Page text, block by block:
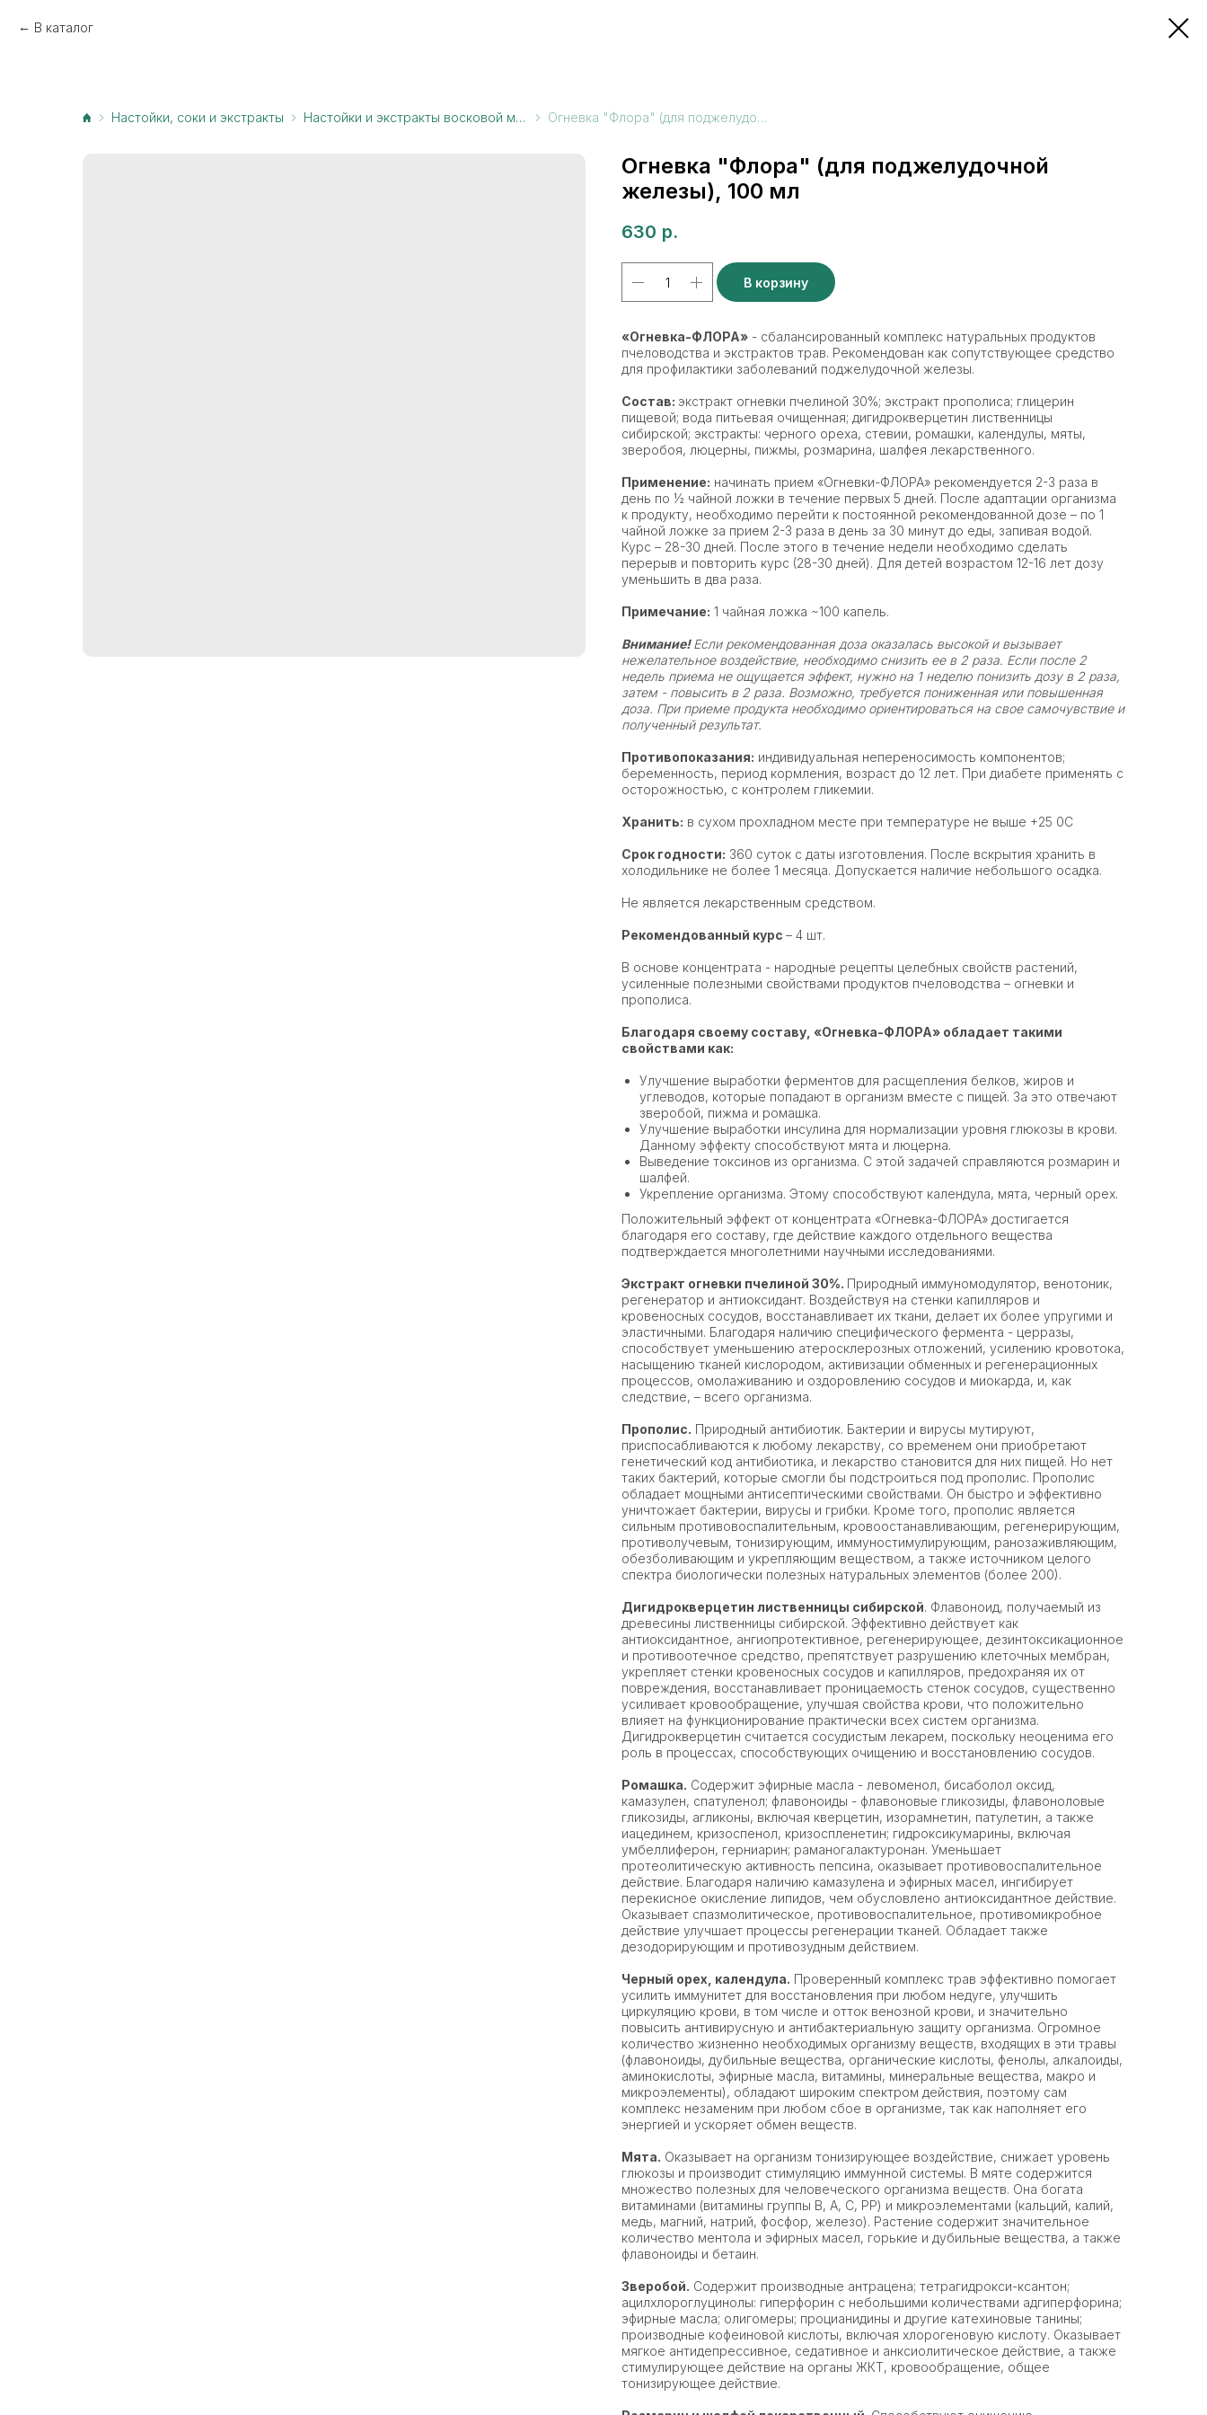
В каталог
Настойки, соки и экстракты Настойки и экстракты восковой моли Огневка "Флора" (для поджелудочной железы), 100 мл
Огневка "Флора" (для поджелудочной
железы), 100 мл
630 р.
В корзину
«Огневка-ФЛОРА» - сбалансированный комплекс натуральных продуктов
пчеловодства и экстрактов трав. Рекомендован как сопутствующее средство
для профилактики заболеваний поджелудочной железы.
Состав: экстракт огневки пчелиной 30%; экстракт прополиса; глицерин
пищевой; вода питьевая очищенная; дигидрокверцетин лиственницы
сибирской; экстракты: черного ореха, стевии, ромашки, календулы, мяты,
зверобоя, люцерны, пижмы, розмарина, шалфея лекарственного.
Применение: начинать прием «Огневки-ФЛОРА» рекомендуется 2-3 раза в
день по ½ чайной ложки в течение первых 5 дней. После адаптации организма
к продукту, необходимо перейти к постоянной рекомендованной дозе – по 1
чайной ложке за прием 2-3 раза в день за 30 минут до еды, запивая водой.
Курс – 28-30 дней. После этого в течение недели необходимо сделать
перерыв и повторить курс (28-30 дней). Для детей возрастом 12-16 лет дозу
уменьшить в два раза.
Примечание: 1 чайная ложка ~100 капель.
Внимание!Если рекомендованная доза оказалась высокой и вызывает
нежелательное воздействие, необходимо снизить ее в 2 раза. Если после 2
недель приема не ощущается эффект, нужно на 1 неделю понизить дозу в 2 раза,
затем - повысить в 2 раза. Возможно, требуется пониженная или повышенная
доза. При приеме продукта необходимо ориентироваться на свое самочувствие и
полученный результат.
Противопоказания: индивидуальная непереносимость компонентов;
беременность, период кормления, возраст до 12 лет. При диабете применять с
осторожностью, с контролем гликемии.
Хранить: в сухом прохладном месте при температуре не выше +25 0С
Срок годности: 360 суток с даты изготовления. После вскрытия хранить в
холодильнике не более 1 месяца. Допускается наличие небольшого осадка.
Не является лекарственным средством.
Рекомендованный курс – 4 шт.
В основе концентрата - народные рецепты целебных свойств растений,
усиленные полезными свойствами продуктов пчеловодства – огневки и
прополиса.
Благодаря своему составу, «Огневка-ФЛОРА» обладает такими
свойствами как:
Улучшение выработки ферментов для расщепления белков, жиров и
углеводов, которые попадают в организм вместе с пищей. За это отвечают
зверобой, пижма и ромашка.
Улучшение выработки инсулина для нормализации уровня глюкозы в крови.
Данному эффекту способствуют мята и люцерна.
Выведение токсинов из организма. С этой задачей справляются розмарин и
шалфей.
Укрепление организма. Этому способствуют календула, мята, черный орех.
Положительный эффект от концентрата «Огневка-ФЛОРА» достигается
благодаря его составу, где действие каждого отдельного вещества
подтверждается многолетними научными исследованиями.
Экстракт огневки пчелиной 30%. Природный иммуномодулятор, венотоник,
регенератор и антиоксидант. Воздействуя на стенки капилляров и
кровеносных сосудов, восстанавливает их ткани, делает их более упругими и
эластичными. Благодаря наличию специфического фермента - церразы,
способствует уменьшению атеросклерозных отложений, усилению кровотока,
насыщению тканей кислородом, активизации обменных и регенерационных
процессов, омолаживанию и оздоровлению сосудов и миокарда, и, как
следствие, – всего организма.
Прополис. Природный антибиотик. Бактерии и вирусы мутируют,
приспосабливаются к любому лекарству, со временем они приобретают
генетический код антибиотика, и лекарство становится для них пищей. Но нет
таких бактерий, которые смогли бы подстроиться под прополис. Прополис
обладает мощными антисептическими свойствами. Он быстро и эффективно
уничтожает бактерии, вирусы и грибки. Кроме того, прополис является
сильным противовоспалительным, кровоостанавливающим, регенерирующим,
противолучевым, тонизирующим, иммуностимулирующим, ранозаживляющим,
обезболивающим и укрепляющим веществом, а также источником целого
спектра биологически полезных натуральных элементов (более 200).
Дигидрокверцетин лиственницы сибирской. Флавоноид, получаемый из
древесины лиственницы сибирской. Эффективно действует как
антиоксидантное, ангиопротективное, регенерирующее, дезинтоксикационное
и противоотечное средство, препятствует разрушению клеточных мембран,
укрепляет стенки кровеносных сосудов и капилляров, предохраняя их от
повреждения, восстанавливает проницаемость стенок сосудов, существенно
усиливает кровообращение, улучшая свойства крови, что положительно
влияет на функционирование практически всех систем организма.
Дигидрокверцетин считается сосудистым лекарем, поскольку неоценима его
роль в процессах, способствующих очищению и восстановлению сосудов.
Ромашка. Содержит эфирные масла - левоменол, бисаболол оксид,
камазулен, спатуленол; флавоноиды - флавоновые гликозиды, флавоноловые
гликозиды, агликоны, включая кверцетин, изорамнетин, патулетин, а также
иацединем, кризоспенол, кризоспленетин; гидроксикумарины, включая
умбеллиферон, герниарин; раманогалактуронан. Уменьшает
протеолитическую активность пепсина, оказывает противовоспалительное
действие. Благодаря наличию камазулена и эфирных масел, ингибирует
перекисное окисление липидов, чем обусловлено антиоксидантное действие.
Оказывает спазмолитическое, противовоспалительное, противомикробное
действие улучшает процессы регенерации тканей. Обладает также
дезодорирующим и противозудным действием.
Черный орех, календула. Проверенный комплекс трав эффективно помогает
усилить иммунитет для восстановления при любом недуге, улучшить
циркуляцию крови, в том числе и отток венозной крови, и значительно
повысить антивирусную и антибактериальную защиту организма. Огромное
количество жизненно необходимых организму веществ, входящих в эти травы
(флавоноиды, дубильные вещества, органические кислоты, фенолы, алкалоиды,
аминокислоты, эфирные масла, витамины, минеральные вещества, макро и
микроэлементы), обладают широким спектром действия, поэтому сам
комплекс незаменим при любом сбое в организме, так как наполняет его
энергией и ускоряет обмен веществ.
Мята. Оказывает на организм тонизирующее воздействие, снижает уровень
глюкозы и производит стимуляцию иммунной системы. В мяте содержится
множество полезных для человеческого организма веществ. Она богата
витаминами (витамины группы В, А, С, РР) и микроэлементами (кальций, калий,
медь, магний, натрий, фосфор, железо). Растение содержит значительное
количество ментола и эфирных масел, горькие и дубильные вещества, а также
флавоноиды и бетаин.
Зверобой. Содержит производные антрацена; тетрагидрокси-ксантон;
ацилхлороглуцинолы: гиперфорин с небольшими количествами адгиперфорина;
эфирные масла; олигомеры; процианидины и другие катехиновые танины;
производные кофеиновой кислоты, включая хлорогеновую кислоту. Оказывает
мягкое антидепрессивное, седативное и анксиолитическое действие, а также
стимулирующее действие на органы ЖКТ, кровообращение, общее
тонизирующее действие.